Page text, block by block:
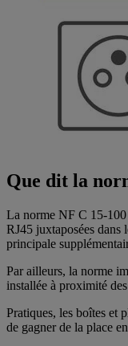
Que dit la
La norme NF C 15-
RJ45 juxtaposées dans
principale
Par ailleurs, la norme
installée à proximité des
Pratiques, les boîtes et
de gagner de la place